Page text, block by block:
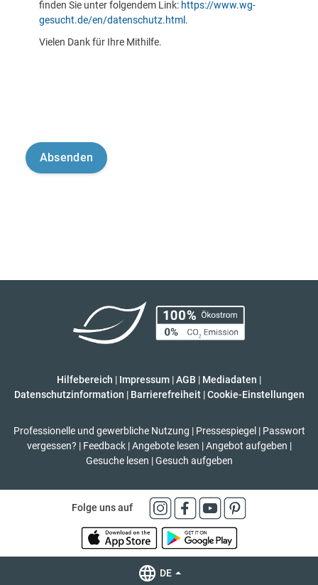
finden Sie unter folgendem Link: https://www.wg-
gesucht.de/en/datenschutz.html .
Vielen Dank für Ihre Mithilfe.
Hilfebereich | Impressum |AGB | Mediadaten |
Datenschutzinformation | Barrierefreiheit | Cookie-Einstellungen
Professionelle und gewerbliche Nutzung | Pressespiegel | Passwort
vergessen? | Feedback | Angebote lesen | Angebot aufgeben |
Gesuche lesen | Gesuch aufgeben
Folge uns auf
DE